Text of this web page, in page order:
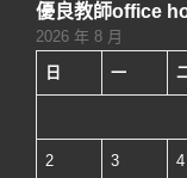
了
嗎？
資
優良教師office
2026 年 8 月
日
一
2 3 4